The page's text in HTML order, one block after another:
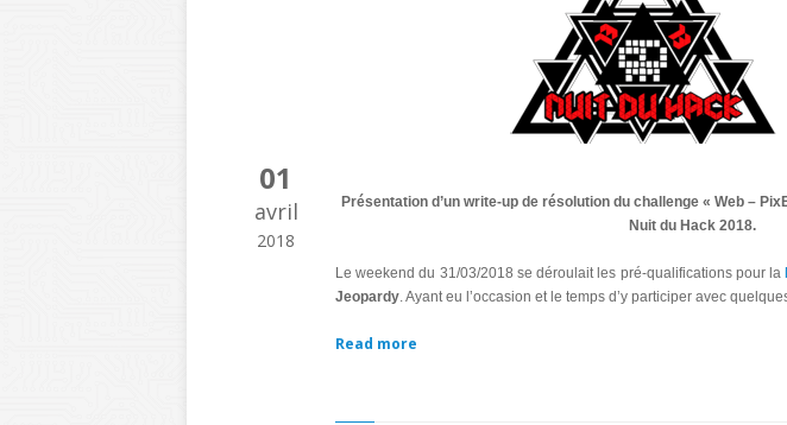
01
avril
2018
Présentation d’un write-up de résolution du challenge « Web –
Nuit du Hack 2018.
Le weekend du 31/03/2018 se déroulait les pré-qualifications pour la
Jeopardy. Ayant eu l’occasion et le temps d’y participer avec
Read more